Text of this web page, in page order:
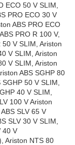
ECO 50 V SLIM,
PRO ECO 30 V
ABS PRO ECO
PRO R 100 V,
50 V SLIM, Ariston
V SLIM, Ariston
V SLIM, Ariston
ABS SGHP 80
50 V SLIM,
40 V SLIM,
100 V Ariston
SLV 65 V
SLV 30 V SLIM,
40 V
Ariston NTS 80